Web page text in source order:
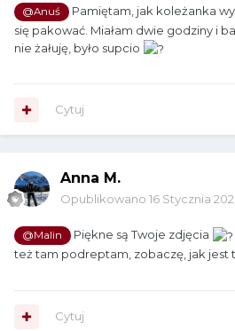
@Anuś
Pamiętam, jak koleżanka
się pakować. Miałam dwie godziny i
nie żałuję, było supcio
Cytuj
Anna M.
Opublikowano 16 Stycznia
@Malin Piękne są Twoje zdjęcia
też tam podreptam, zobaczę, jak jest
Cytuj